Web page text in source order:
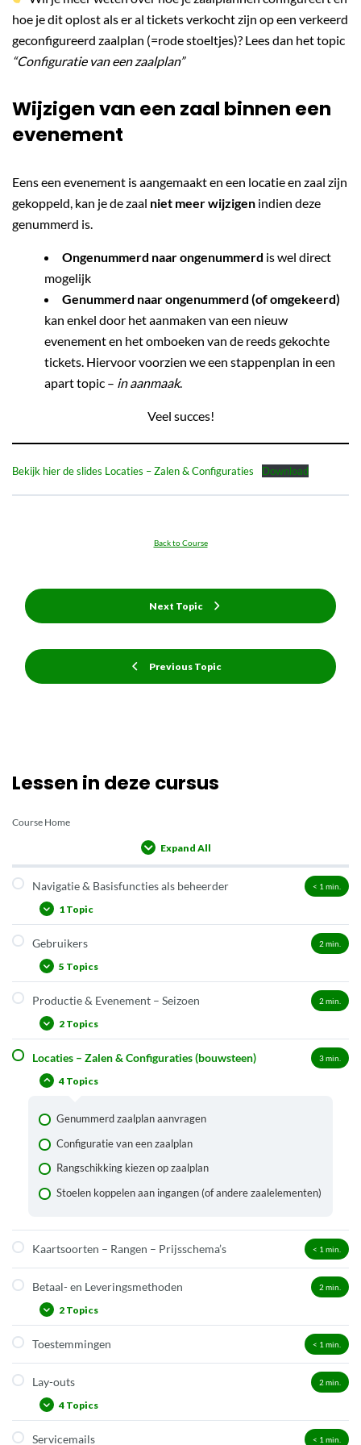
hoe je dit oplost als er al tickets verkocht zijn op een verkeerd
geconfigureerd zaalplan (=rode stoeltjes)? Lees dan het topic
“Configuratie van een zaalplan”
Wijzigen van een zaal binnen een
evenement
Eens een evenement is aangemaakt en een locatie en zaal zijn
gekoppeld, kan je de zaal niet meer wijzigen indien deze
genummerd is.
Ongenummerd naar ongenummerd is wel direct
mogelijk
Genummerd naar ongenummerd (of omgekeerd)
kan enkel door het aanmaken van een nieuw
evenement en het omboeken van de reeds gekochte
tickets. Hiervoor voorzien we een stappenplan in een
apart topic – in aanmaak.
Veel succes!
Bekijk hier de slides Locaties – Zalen & Configuraties Download
Previous Topic
Back to Course
Next Topic
Lessen in deze cursus
Course Home
Expand All
Navigatie & Basisfuncties als beheerder < 1 min.
1 Topic
Bulkbewerkingen
Gebruikers 2 min.
5 Topics
Gebruiker activeren na foutieve wachtwoordpogingen
Twee types promotoren: gebruiker en organisatie
Promotors (gebruiker) aanmaken en beheren
Externe gebruiker of promotor met meer rechten
Productie & Evenement – Seizoen 2 min.
2 Topics
Wachtlijstbeheer
Secundaire productie
Locaties – Zalen & Configuraties (bouwsteen) 3min.
4 Topics
Genummerd zaalplan aanvragen
Configuratie van een zaalplan
Rangschikking kiezen op zaalplan
Stoelen koppelen aan ingangen (of andere zaalelementen)
Kaartsoorten – Rangen – Prijsschema’s < 1 min.
Betaal- en Leveringsmethoden 2 min.
2 Topics
Betaalmethode factuur
Toestemmingen < 1 min.
Lay-outs 2 min.
4 Topics
Servicemails < 1 min.